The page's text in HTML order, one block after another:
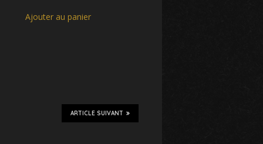
Ajouter au panier
ARTICLE SUIVANT